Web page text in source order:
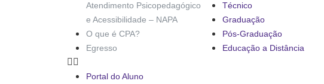
Atendimento Psicopedagógico
e Acessibilidade – NAPA
O que é CPA?
Egresso
Portal do Aluno
Técnico
Graduação
Pós-Graduação
Educação a Distância